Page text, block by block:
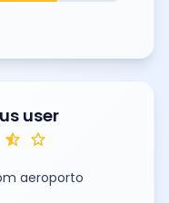
user
star_half star
aeroporto